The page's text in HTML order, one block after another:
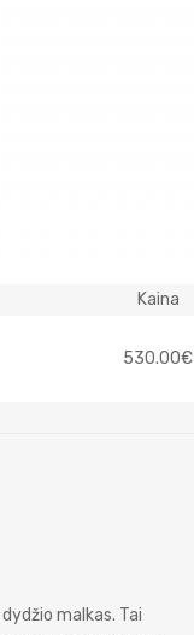
Kaina
530.00€
malkas. Tai